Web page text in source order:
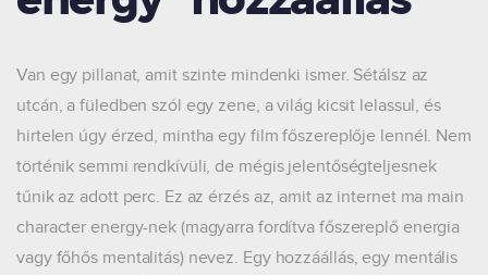
Van egy pillanat, amit szinte mindenki ismer. Sétálsz az
utcán, a füledben szól egy zene, a világ kicsit lelassul, és
hirtelen úgy érzed, mintha egy film főszereplője lennél. Nem
történik semmi rendkívüli, de mégis jelentőségteljesnek
tűnik az adott perc. Ez az érzés az, amit az internet ma main
character energy-nek (magyarra fordítva főszereplő energia
vagy főhős mentalitás) nevez. Egy hozzáállás, egy mentális